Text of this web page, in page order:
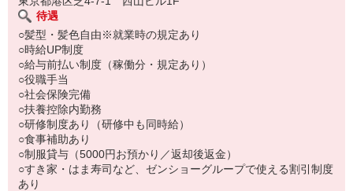
待遇
○髪型・髪色自由※就業時の規定あり
○時給UP制度
○給与前払い制度（稼働分・規定あり）
○役職手当
○社会保険完備
○扶養控除内勤務
○研修制度あり（研修中も同時給）
○食事補助あり
○制服貸与（5000円お預かり／返却後返金）
○すき家・はま寿司など、ゼンショーグループで使える割引制度
あり